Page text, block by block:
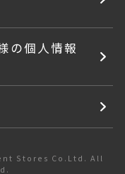
の個人情報
Stores Co.Ltd. All